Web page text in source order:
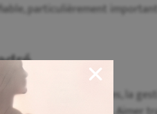
particulièrement important
respect de procédures, la